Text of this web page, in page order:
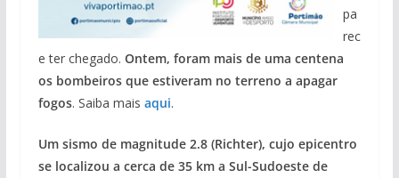
pa
rec
e ter chegado. Ontem, foram mais de uma centena
os bombeiros que estiveram no terreno a apagar
fogos. Saiba mais aqui.
Um sismo de magnitude 2.8 (Richter), cujo epicentro
se localizou a cerca de 35 km a Sul-Sudoeste de